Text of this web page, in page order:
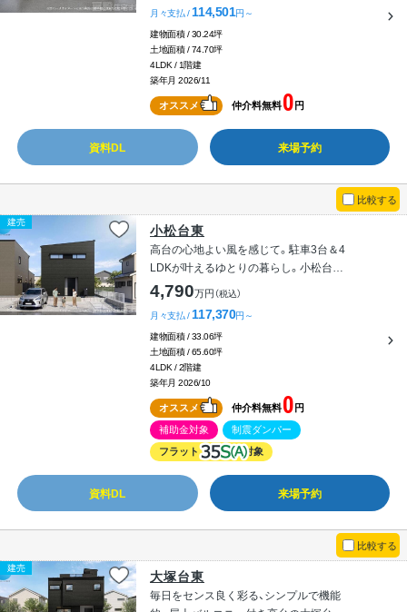
月々支払 / 114,501円～
建物面積 / 30.24坪
土地面積 / 74.70坪
4LDK / 1階建
築年月 2026/11
オススメ 仲介料無料0 円
資料DL 来場予約
比較する
建売
小松台東
高台の心地よい風を感じて。駐車3台＆4
LDKが叶えるゆとりの暮らし。小松台東
【CIEL】西棟
4,790万円 （税込）
月々支払 / 117,370円～
建物面積 / 33.06坪
土地面積 / 65.60坪
4LDK / 2階建
築年月 2026/10
オススメ 仲介料無料0 円
補助金対象
制震ダンパー
フラット
対象
資料DL 来場予約
比較する
建売
大塚台東
毎日をセンス良く彩る、シンプルで機能